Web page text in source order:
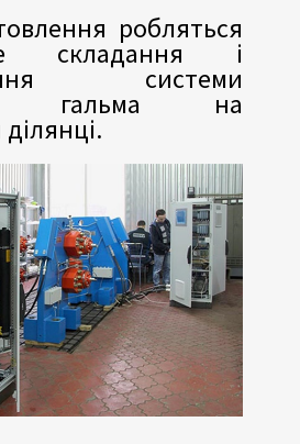
робляться
складання і
системи
гальма на